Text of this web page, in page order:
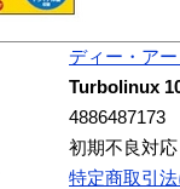
ディー・ア
Turbolinux
4886487173
初期不良対
特定商取引